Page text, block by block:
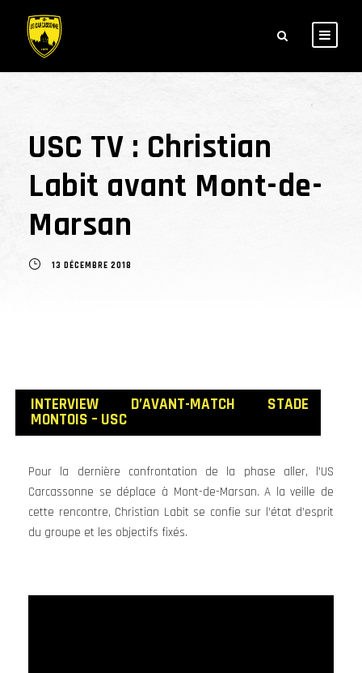
USC TV : Christian
Labit avant Mont-de-
Marsan
13 DÉCEMBRE 2018
INTERVIEW D’AVANT-MATCH STADE
MONTOIS – USC
Pour la dernière confrontation de la phase aller, l’US
Carcassonne se déplace à Mont-de-Marsan. A la veille de
cette rencontre, Christian Labit se confie sur l’état d’esprit
du groupe et les objectifs fixés.